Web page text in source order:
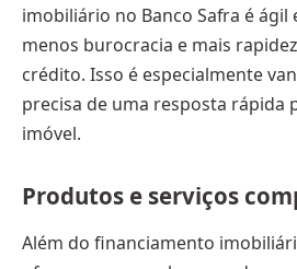
imobiliário no Banco Safra é ágil
menos burocracia e mais
crédito. Isso é especialmente
precisa de uma resposta rápida
imóvel.
Produtos e serviços
Além do financiamento